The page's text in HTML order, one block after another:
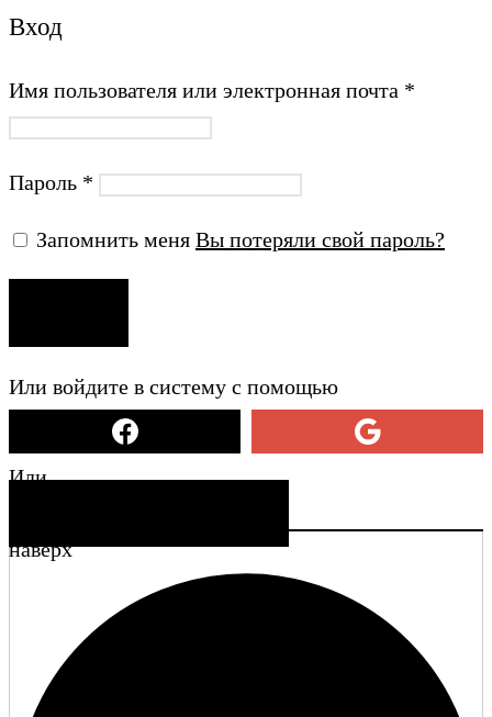
Вход
Имя пользователя или электронная почта *
Пароль *
Запомнить меня Вы потеряли свой пароль?
Или войдите в систему с помощью
Или
наверх